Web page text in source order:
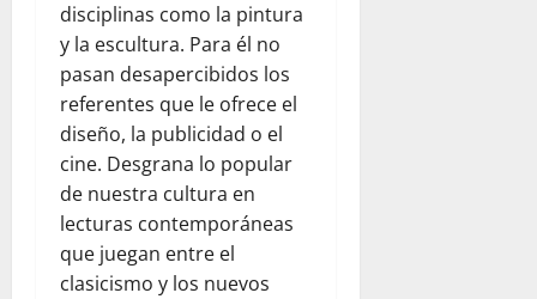
disciplinas como la pintura
y la escultura. Para él no
pasan desapercibidos los
referentes que le ofrece el
diseño, la publicidad o el
cine. Desgrana lo popular
de nuestra cultura en
lecturas contemporáneas
que juegan entre el
clasicismo y los nuevos